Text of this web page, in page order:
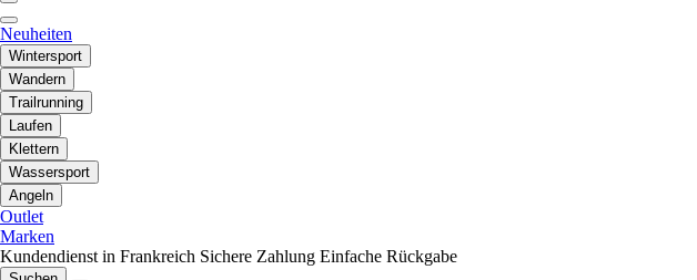
Neuheiten
Wintersport
Wandern
Trailrunning
Laufen
Klettern
Wassersport
Angeln
Outlet
Marken
Kundendienst in Frankreich Sichere Zahlung Einfache Rückgabe